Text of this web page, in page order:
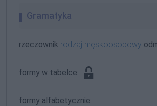
Gramatyka
rzeczownik rodzaj męskoosobowy
formy w tabelce:
formy alfabetycznie: